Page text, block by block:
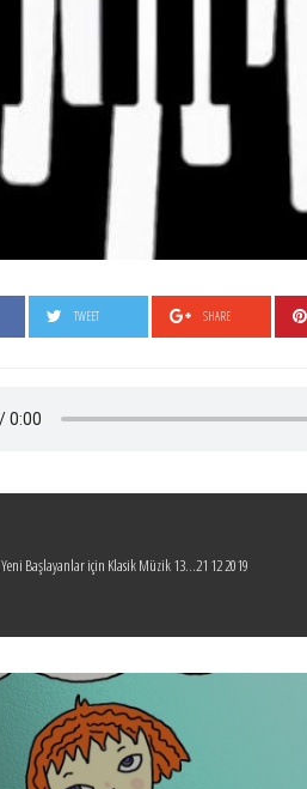
TWEET SHARE
Yeni Başlayanlar için Klasik Müzik 13…21 12 2019